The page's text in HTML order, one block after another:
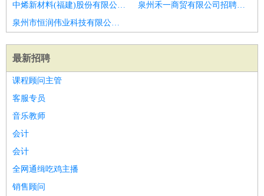
中烯新材料(福建)股份有限公司招聘商务主管
泉州禾一商贸有限公司招聘铝合金门窗制作班长
泉州市恒润伟业科技有限公司招聘商务专员
最新招聘
课程顾问主管
客服专员
音乐教师
会计
会计
全网通缉吃鸡主播
销售顾问